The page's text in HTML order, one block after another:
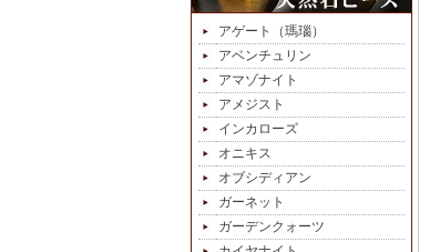
アゲート（瑪瑙）
アベンチュリン
アマゾナイト
アメジスト
インカローズ
オニキス
オブシディアン
ガーネット
ガーデンクォーツ